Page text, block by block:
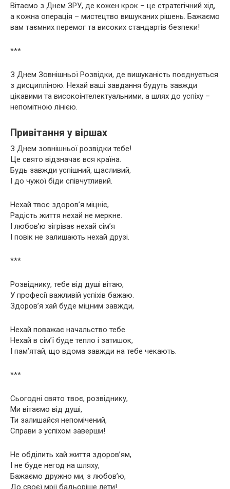
Вітаємо з Днем ЗРУ, де кожен крок – це стратегічний хід,
а кожна операція – мистецтво вишуканих рішень. Бажаємо
вам таємних перемог та високих стандартів безпеки!
***
З Днем Зовнішньої Розвідки, де вишуканість поєднується
з дисципліною. Нехай ваші завдання будуть завжди
цікавими та високоінтелектуальними, а шлях до успіху –
непомітною лінією.
Привітання у віршах
З Днем зовнішньої розвідки тебе!
Це свято відзначає вся країна.
Будь завжди успішний, щасливий,
І до чужої біди співчутливий.
Нехай твоє здоров’я міцніє,
Радість життя нехай не меркне.
І любов’ю зігріває нехай сім’я
І повік не залишають нехай друзі.
***
Розвіднику, тебе від душі вітаю,
У професії важливій успіхів бажаю.
Здоров’я хай буде міцним завжди,
Нехай поважає начальство тебе.
Нехай в сім’ї буде тепло і затишок,
І пам’ятай, що вдома завжди на тебе чекають.
***
Сьогодні свято твоє, розвіднику,
Ми вітаємо від душі,
Ти залишайся непомічений,
Справи з успіхом заверши!
Не обділить хай життя здоров’ям,
І не буде негод на шляху,
Бажаємо дружно ми, з любов’ю,
До своєї мрії бадьоріше лети!